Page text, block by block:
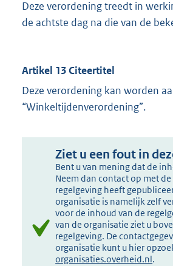
Deze verordening treedt in
de achtste dag na die van de
Artikel 13 Citeertitel
Deze verordening kan worden
“Winkeltijdenverordening”.
Ziet u een fout in
Bent u van mening dat de
Neem dan contact op met
regelgeving heeft
organisatie is namelijk zelf
voor de inhoud van de
van de organisatie ziet u
regelgeving. De
organisatie kunt u hier
organisaties.overheid.nl.